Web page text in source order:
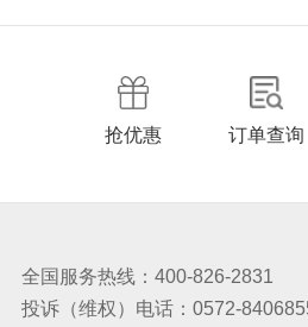
抢优惠 订单查询
全国服务热线：400-826-2831
投诉（维权）电话：0572-